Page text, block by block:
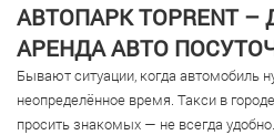
АВТОПАРК TOPRENT
АРЕНДА АВТО
Бывают ситуации, когда автомобиль
неопределённое время. Такси в
просить знакомых — не всегда